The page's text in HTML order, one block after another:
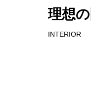
理想
INTERIOR